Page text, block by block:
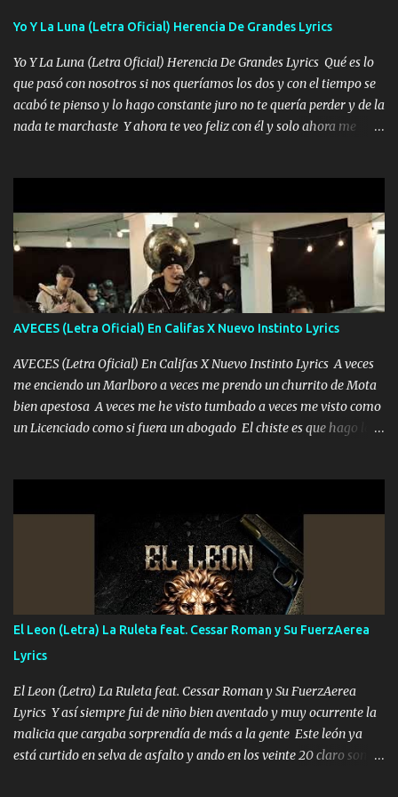
pasión en la troca tus labios besándome yo quitándote la ropa no
quiero que sea nunca con otra yo quiero llevarte a la Luna y si
quieres en ese momento te pido que seas mi esposa Chingada
madre no quiero dejar de tenerte no ayuda la p'uta loquera y al
chile quisiera ser menos de ti dependiente la pinche tristeza me
encierra princesa tu sabes que nunca saldras de mi mente Ella era
Yo Y La Luna (Letra Oficial) Herencia De Grandes Lyrics
Yo Y La Luna (Letra Oficial) Herencia De Grandes Lyrics Qué es lo
que pasó con nosotros si nos queríamos los dos y con el tiempo se
acabó te pienso y lo hago constante juro no te quería perder y de la
nada te marchaste Y ahora te veo feliz con él y solo ahora me
pero eso ya no va a pasar me perderé en la soledad Porque me
mirabas bonito si yo no fui el final feliz el final fue triste pa mí Y
duele no tenerte aquí sabiendo que moría por ti yo y la luna
cantamos y por ti nos embriagamos Quién sabe qué será de mí si
contigo fui muy feliz a lo mejor no lloró pero muy en el fondo te
adoro
AVECES (Letra Oficial) En Califas X Nuevo Instinto Lyrics
AVECES (Letra Oficial) En Califas X Nuevo Instinto Lyrics A veces
me enciendo un Marlboro a veces me prendo un churrito de Mota
bien apestosa A veces me he visto tumbado a veces me visto como
un Licenciado como si fuera un abogado El chiste es que hago lo
corriente no quieren verte subir de level trucha mis plebes Música
A veces me pongo un sombrero a veces me ven la cachucha de lado
con la mirada siempre en alto A veces me fajó una super o a veces
me fajó una Glock siempre armado todas las generaciones yo
traigo El chiste es que hago lo que quiero pues así soy me mandó
yo tengo el control a todos yo les paro el dedo soy hocicon un
malcriado un malandrón Que Les importa no saben nada falsas
las risas las que me miran hay gente corriente no quieren ve...
El Leon (Letra) La Ruleta feat. Cessar Roman y Su FuerzAerea
Lyrics
El Leon (Letra) La Ruleta feat. Cessar Roman y Su FuerzAerea
Lyrics Y así siempre fui de niño bien aventado y muy ocurrente la
malicia que cargaba sorprendía de más a la gente Este león ya
está curtido en selva de asfalto y ando en los veinte 20 claro son